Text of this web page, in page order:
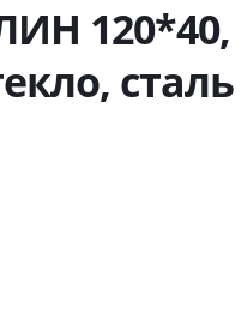
120*40,
сталь